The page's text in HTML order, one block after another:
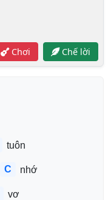
Chơi Chế lời
tuôn
C nhớ
vơ